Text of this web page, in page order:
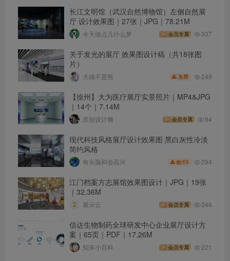
长江文明馆（武汉自然博物馆）左侧自然展
厅 设计效果图｜27张｜JPG｜78.21M
今天做点儿什么梦 会员专属 337
关于发光的展厅 效果图设计稿（共18张图
片）
大雄不是熊 免费 249
【徐州】大为医疗展厅实景照片｜MP4&JPG
｜14个｜7.14M
原创设计狮 会员专属 94
现代科技风格展厅设计效果图 黑白灰性冷淡
简约风格
有头脑和会高兴 酷币3 294
江门档案方志展馆效果图设计｜JPG｜19张
｜32.36M
展示云 会员专属 246
信达生物制药全球研发中心企业展厅设计方
案｜65页｜PDF｜17.26M
知末小百科 会员专属 221